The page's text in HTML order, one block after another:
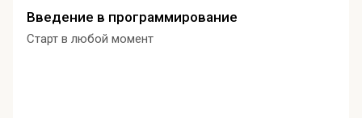
Введение в программирование
Старт в любой момент